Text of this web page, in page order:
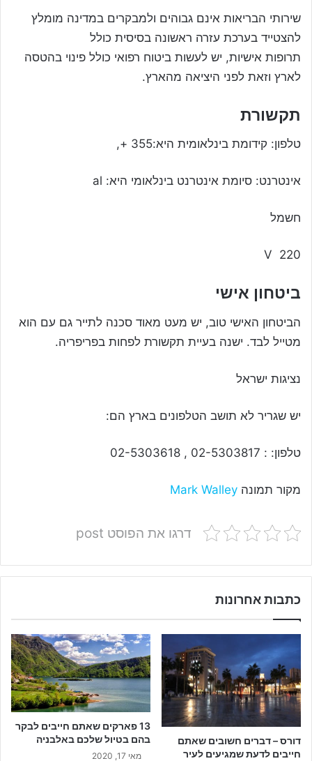
שירותי הבריאות אינם גבוהים ולמבקרים במדינה מומלץ
להצטייד בערכת עזרה ראשונה בסיסית כולל
תרופות אישיות, יש לעשות ביטוח רפואי כולל פינוי בהטסה
לארץ וזאת לפני היציאה מהארץ.
תקשורת
טלפון: קידומת בינלאומית היא:355 +,
אינטרנט: סיומת אינטרנט בינלאומי היא: al
חשמל
220 V
ביטחון אישי
הביטחון האישי טוב, יש מעט מאוד סכנה לתייר גם עם הוא
מטייל לבד. ישנה בעיית תקשורת לפחות בפריפריה.
נציגות ישראל
יש שגריר לא תושב הטלפונים בארץ הם:
טלפון: : 02-5303817 , 02-5303618
מקור תמונה Mark Walley
דרגו את הפוסט post
כתבות אחרונות
דורס – דברים חשובים שאתם
חייבים לדעת שמגיעים לעיר
13 פארקים שאתם חייבים לבקר
בהם בטיול שלכם באלבניה
מאי 17, 2020